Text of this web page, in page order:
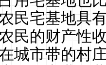
民宅基地具
民的财产性
城市带的村